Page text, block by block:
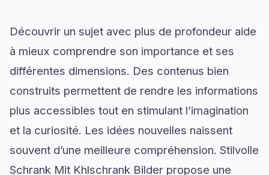
Découvrir un sujet avec plus de profondeur aide
à mieux comprendre son importance et ses
différentes dimensions. Des contenus bien
construits permettent de rendre les informations
plus accessibles tout en stimulant l’imagination
et la curiosité. Les idées nouvelles naissent
souvent d’une meilleure compréhension. Stilvolle
Schrank Mit Khlschrank Bilder propose une